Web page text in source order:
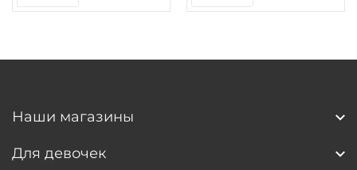
Наши магазины
Для девочек